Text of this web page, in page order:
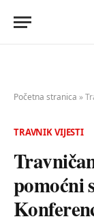
Početna stranica »
TRAVNIK VIJESTI
pomoćni